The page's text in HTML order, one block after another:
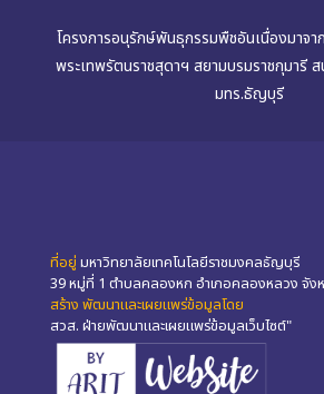
โครงการอนุรักษ์พันธุกรรมพืชอันเนื่องมาจา
พระเทพรัตนราชสุดาฯ สยามบรมราชกุมารี
มทร.ธัญบุรี
ที่อยู่ มหาวิทยาลัยเทคโนโลยีราชมงคลธัญบุรี
39 หมู่ที่ 1 ตำบลคลองหก อำเภอคลองหลวง จัง
สร้าง พัฒนาและเผยแพร่ข้อมูลโดย
สวส. ฝ่ายพัฒนาและเผยแพร่ข้อมูลเว็บไซต์"